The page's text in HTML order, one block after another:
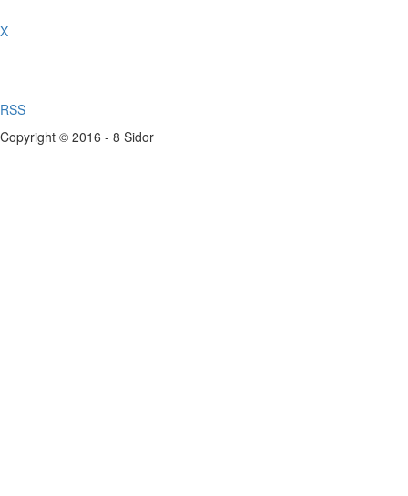
X
RSS
Copyright © 2016 - 8 Sidor